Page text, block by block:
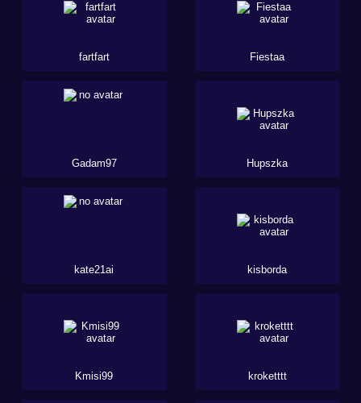
fartfart Fiestaa
Gadam97 Hupszka
kate21ai kisborda
Kmisi99 kroketttt